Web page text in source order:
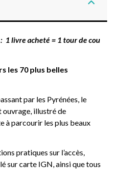
1 livre acheté = 1 tour de cou
les 70 plus belles
par les Pyrénées, le
ouvrage, illustré de
à parcourir les plus beaux
pratiques sur l’accès,
sur carte IGN, ainsi que tous